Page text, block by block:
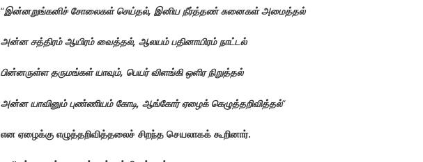
“இன்னறுங்கனிச் சோலைகள் செய்தல், இனிய நீர்த்தண் சுனைகள் அமைத்தல்
அன்ன சத்திரம் ஆயிரம் வைத்தல், ஆலயம் பதினாயிரம் நாட்டல்
பின்னருள்ள தருமங்கள் யாவும், பெயர் விளங்கி ஒளிர நிறுத்தல்
அன்ன யாவினும் புண்ணியம் கோடி, ஆங்கோர் ஏழைக் கெழுத்தறிவித்தல்“
என ஏழைக்கு எழுத்தறிவித்தலைச் சிறந்த செயலாகக் கூறினார்.